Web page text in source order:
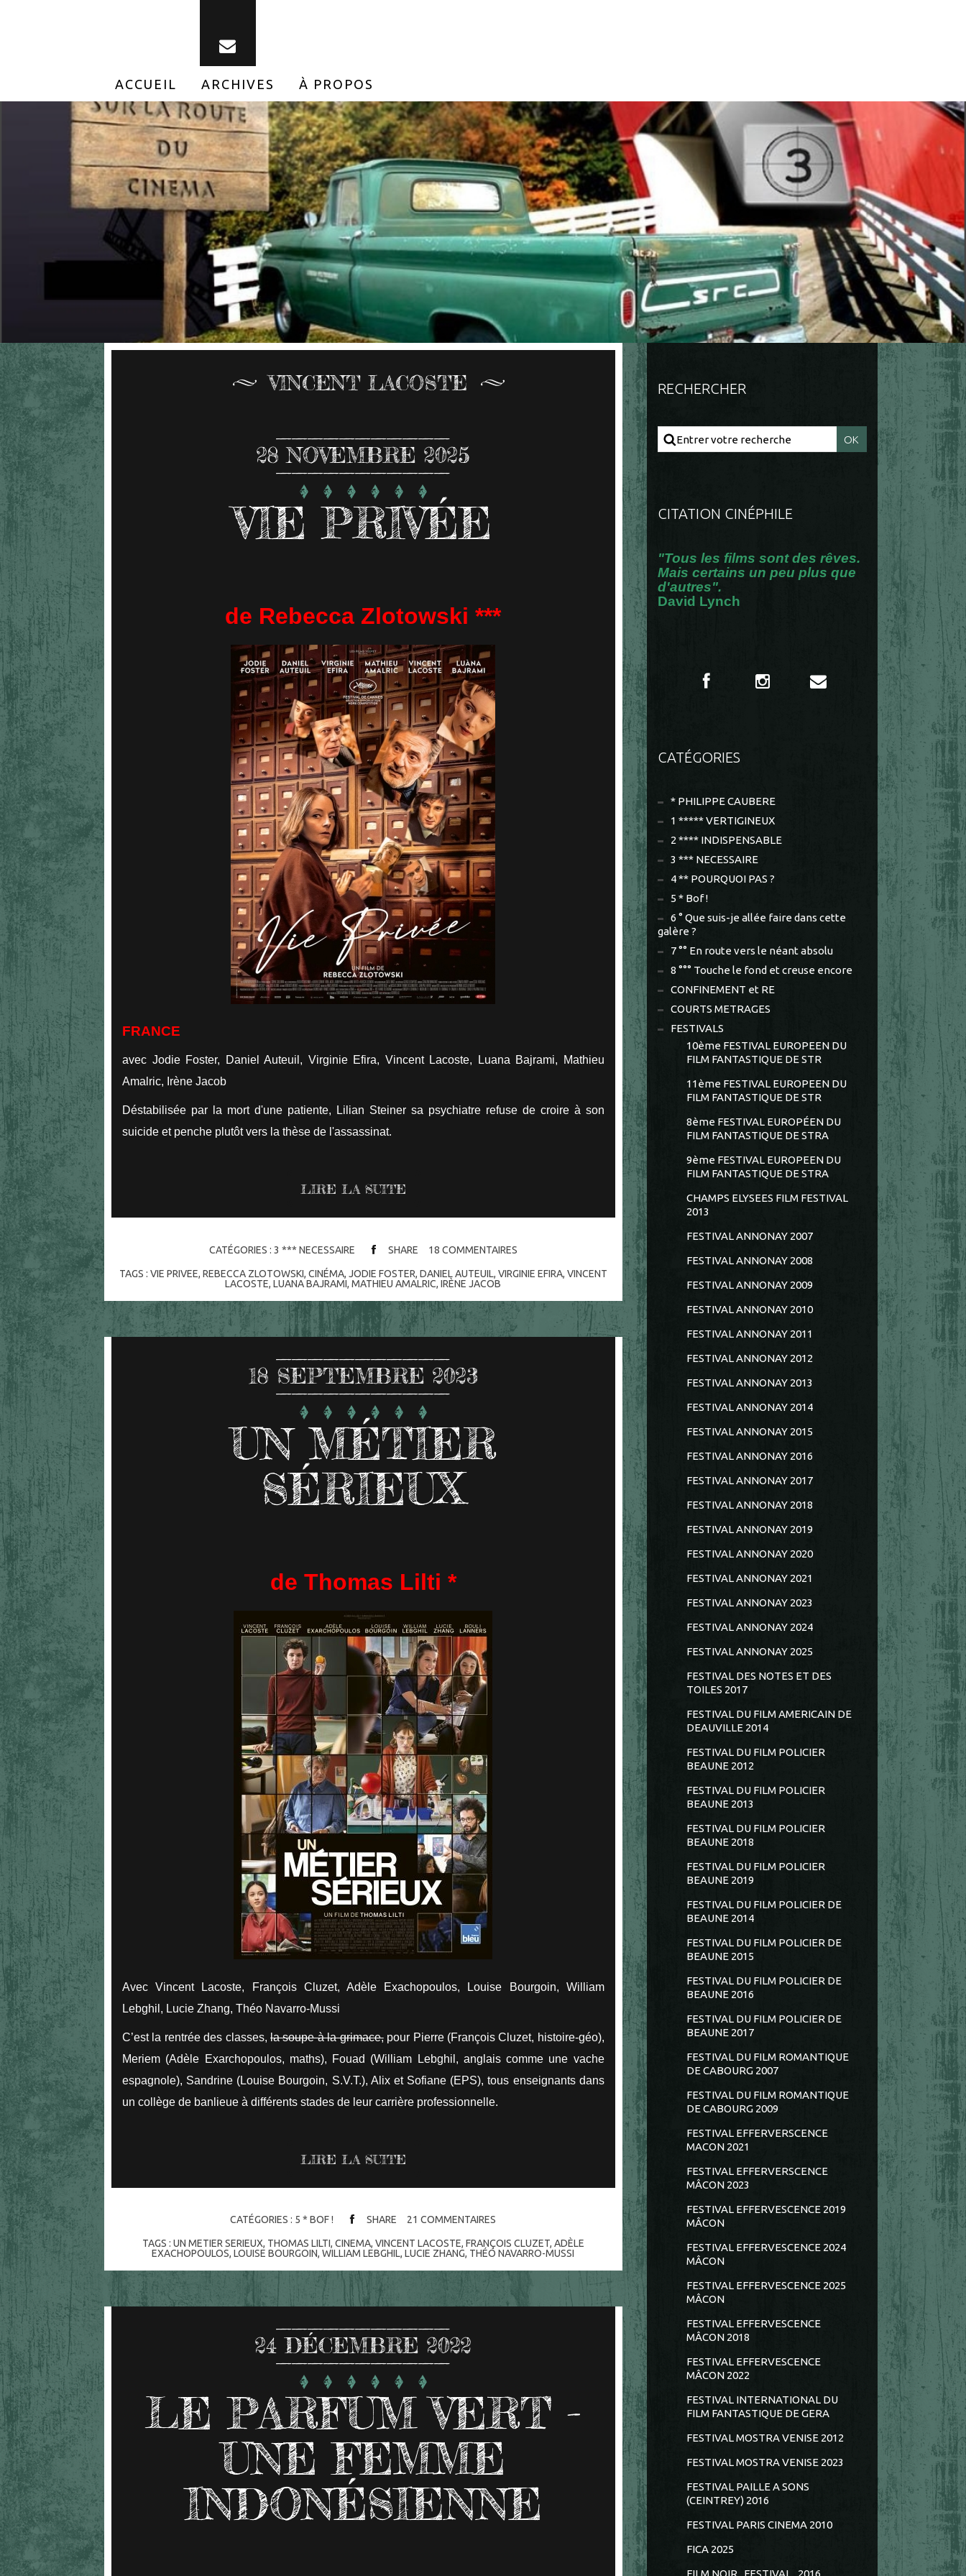
ACCUEIL ARCHIVES À PROPOS
VINCENT LACOSTE
28 NOVEMBRE 2025
VIE PRIVÉE
de Rebecca Zlotowski ***
FRANCE
avec Jodie Foster, Daniel Auteuil, Virginie Efira, Vincent Lacoste, Luana Bajrami, Mathieu
Amalric, Irène Jacob
Déstabilisée par la mort d'une patiente, Lilian Steiner sa psychiatre refuse de croire à son
suicide et penche plutôt vers la thèse de l'assassinat.
LIRE LA SUITE
CATÉGORIES : 3 *** NECESSAIRE SHARE 18 COMMENTAIRES
TAGS : VIE PRIVEE, REBECCA ZLOTOWSKI, CINÉMA, JODIE FOSTER, DANIEL AUTEUIL, VIRGINIE EFIRA, VINCENT
LACOSTE,LUANA BAJRAMI,MATHIEU AMALRIC,IRÈNE JACOB
18 SEPTEMBRE 2023
UN MÉTIER
SÉRIEUX
de Thomas Lilti *
Avec Vincent Lacoste, François Cluzet, Adèle Exachopoulos, Louise Bourgoin, William
Lebghil, Lucie Zhang, Théo Navarro-Mussi
C’est la rentrée des classes,la soupe à la grimace,pour Pierre (François Cluzet, histoire-géo),
Meriem (Adèle Exarchopoulos, maths), Fouad (William Lebghil, anglais comme une vache
espagnole), Sandrine (Louise Bourgoin, S.V.T.), Alix et Sofiane (EPS), tous enseignants dans
un collège de banlieue à différents stades de leur carrière professionnelle.
LIRE LA SUITE
CATÉGORIES : 5 * BOF ! SHARE 21 COMMENTAIRES
TAGS : UN METIER SERIEUX, THOMAS LILTI, CINEMA, VINCENT LACOSTE, FRANÇOIS CLUZET, ADÈLE
EXACHOPOULOS,LOUISE BOURGOIN,WILLIAM LEBGHIL,LUCIE ZHANG, THÉO NAVARRO-MUSSI
24 DÉCEMBRE 2022
LE PARFUM VERT -
UNE FEMME
INDONÉSIENNE
RECHERCHER
CITATION CINÉPHILE
"Tous les films sont des rêves.
Mais certains un peu plus que
d'autres".
David Lynch
CATÉGORIES
* PHILIPPE CAUBERE
1 ***** VERTIGINEUX
2 **** INDISPENSABLE
3 *** NECESSAIRE
4 ** POURQUOI PAS ?
5 * Bof !
6 ° Que suis-je allée faire dans cette
galère ?
7 °° En route vers le néant absolu
8 °°° Touche le fond et creuse encore
CONFINEMENT et RE
COURTS METRAGES
FESTIVALS
10ème FESTIVAL EUROPEEN DU
FILM FANTASTIQUE DE STR
11ème FESTIVAL EUROPEEN DU
FILM FANTASTIQUE DE STR
8ème FESTIVAL EUROPÉEN DU
FILM FANTASTIQUE DE STRA
9ème FESTIVAL EUROPEEN DU
FILM FANTASTIQUE DE STRA
CHAMPS ELYSEES FILM FESTIVAL
2013
FESTIVAL ANNONAY 2007
FESTIVAL ANNONAY 2008
FESTIVAL ANNONAY 2009
FESTIVAL ANNONAY 2010
FESTIVAL ANNONAY 2011
FESTIVAL ANNONAY 2012
FESTIVAL ANNONAY 2013
FESTIVAL ANNONAY 2014
FESTIVAL ANNONAY 2015
FESTIVAL ANNONAY 2016
FESTIVAL ANNONAY 2017
FESTIVAL ANNONAY 2018
FESTIVAL ANNONAY 2019
FESTIVAL ANNONAY 2020
FESTIVAL ANNONAY 2021
FESTIVAL ANNONAY 2023
FESTIVAL ANNONAY 2024
FESTIVAL ANNONAY 2025
FESTIVAL DES NOTES ET DES
TOILES 2017
FESTIVAL DU FILM AMERICAIN DE
DEAUVILLE 2014
FESTIVAL DU FILM POLICIER
BEAUNE 2012
FESTIVAL DU FILM POLICIER
BEAUNE 2013
FESTIVAL DU FILM POLICIER
BEAUNE 2018
FESTIVAL DU FILM POLICIER
BEAUNE 2019
FESTIVAL DU FILM POLICIER DE
BEAUNE 2014
FESTIVAL DU FILM POLICIER DE
BEAUNE 2015
FESTIVAL DU FILM POLICIER DE
BEAUNE 2016
FESTIVAL DU FILM POLICIER DE
BEAUNE 2017
FESTIVAL DU FILM ROMANTIQUE
DE CABOURG 2007
FESTIVAL DU FILM ROMANTIQUE
DE CABOURG 2009
FESTIVAL EFFERVERSCENCE
MACON 2021
FESTIVAL EFFERVERSCENCE
MÂCON 2023
FESTIVAL EFFERVESCENCE 2019
MÂCON
FESTIVAL EFFERVESCENCE 2024
MÂCON
FESTIVAL EFFERVESCENCE 2025
MÂCON
FESTIVAL EFFERVESCENCE
MÂCON 2018
FESTIVAL EFFERVESCENCE
MÂCON 2022
FESTIVAL INTERNATIONAL DU
FILM FANTASTIQUE DE GERA
FESTIVAL MOSTRA VENISE 2012
FESTIVAL MOSTRA VENISE 2023
FESTIVAL PAILLE A SONS
(CEINTREY) 2016
FESTIVAL PARIS CINEMA 2010
FICA 2025